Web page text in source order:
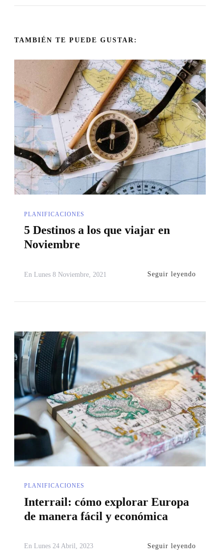
TAMBIÉN TE PUEDE GUSTAR:
PLANIFICACIONES
5 Destinos a los que viajar en
Noviembre
En Lunes 8 Noviembre, 2021 Seguir leyendo
PLANIFICACIONES
Interrail: cómo explorar Europa
de manera fácil y económica
En Lunes 24 Abril, 2023 Seguir leyendo